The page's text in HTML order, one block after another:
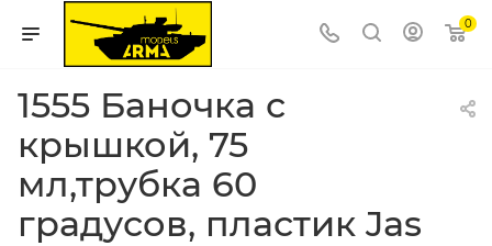
0
1555 Баночка с
крышкой, 75
мл,трубка 60
градусов, пластик Jas